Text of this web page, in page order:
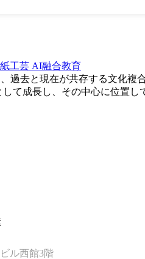
工芸 AI融合教育
過去と現在が共存する文化複
て成長し、その中心に位置し
ル西館3階